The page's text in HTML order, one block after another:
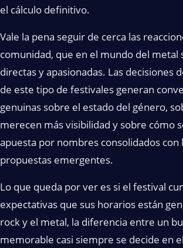
el cálculo definitivo.
Vale la pena seguir de cerca las
comunidad, que en el mundo del metal
directas y apasionadas. Las decisiones
de este tipo de festivales generan
genuinas sobre el estado del género,
merecen más visibilidad y sobre cómo
apuesta por nombres consolidados con
propuestas emergentes.
Lo que queda por ver es si el festival
expectativas que sus horarios están
rock y el metal, la diferencia entre un
memorable casi siempre se decide en